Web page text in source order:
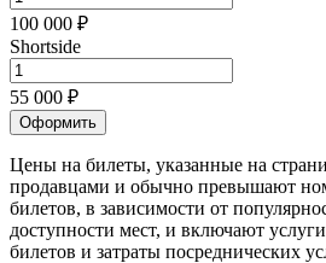
100 000 ₽
Shortside
55 000 ₽
Оформить
Цены на билеты, указанные на
продавцами и обычно превышают
билетов, в зависимости от
доступности мест, и включают
билетов и затраты посреднических